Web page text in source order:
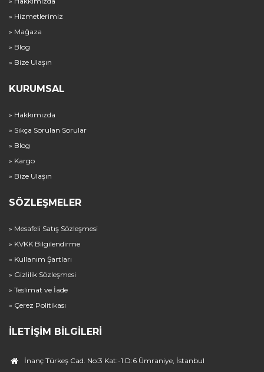
» Hizmetlerimiz
» Mağaza
» Blog
» Bize Ulaşın
KURUMSAL
» Hakkımızda
» Sıkça Sorulan Sorular
» Blog
» Kargo
» Bize Ulaşın
SÖZLEŞMELER
» Mesafeli Satış Sözleşmesi
» KVKK Bilgilendirme
» Kullanım Şartları
» Gizlilik Sözleşmesi
» Teslimat ve İade
» Çerez Politikası
İLETIŞIM BILGILERI
İnanç Türkeş Cad. No:3 Kat:-1 D:6 Ümraniye, İstanbul